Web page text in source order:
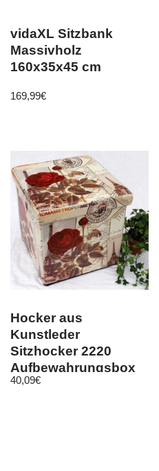
vidaXL Sitzbank
Massivholz
160x35x45 cm
169,99€
Hocker aus
Kunstleder
Sitzhocker 2220
Aufbewahrungsbox
40 cm Sitzwürfel
40,09€